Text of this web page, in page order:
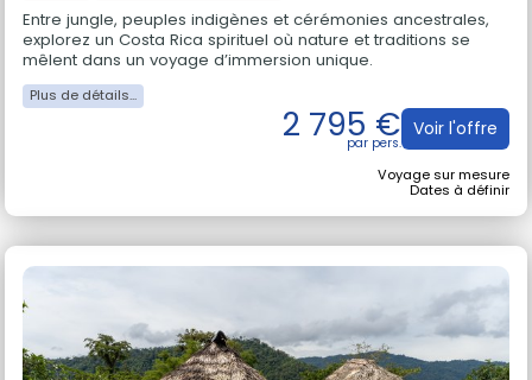
Entre jungle, peuples indigènes et cérémonies ancestrales,
explorez un Costa Rica spirituel où nature et traditions se
mêlent dans un voyage d’immersion unique.
2 795 € Voir l'offre
Voyage sur mesure
Dates à définir